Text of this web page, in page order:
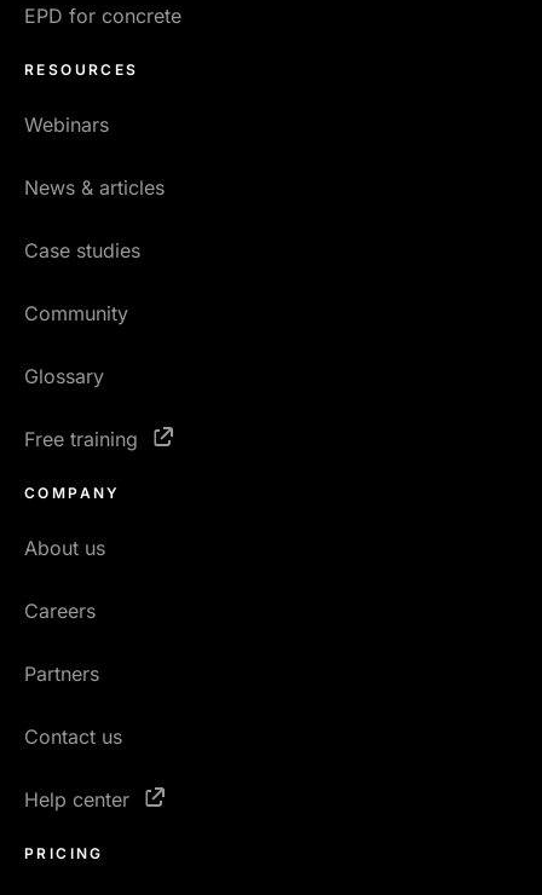
EPD for concrete
RESOURCES
Webinars
News & articles
Case studies
Community
Glossary
Free training
COMPANY
About us
Careers
Partners
Contact us
Help center
PRICING